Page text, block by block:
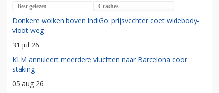
Best gelezen Crashes
Donkere wolken boven IndiGo: prijsvechter doet widebody-
vloot weg
31 jul 26
KLM annuleert meerdere vluchten naar Barcelona door
staking
05 aug 26